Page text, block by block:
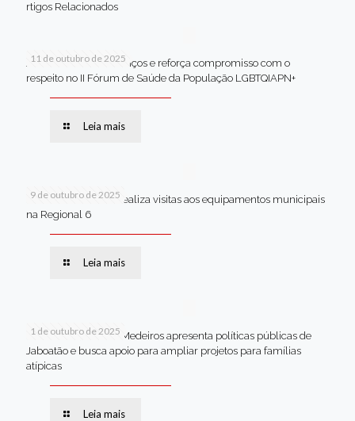
rtigos Relacionados
11 de outubro de 2025
Jaboatão celebra avanços e reforça compromisso com o
respeito no II Fórum de Saúde da População LGBTQIAPN+
Leia mais
9 de outubro de 2025
Van dos secretários realiza visitas aos equipamentos municipais
na Regional 6
Leia mais
1 de outubro de 2025
Em Brasília, Andréa Medeiros apresenta políticas públicas de
Jaboatão e busca apoio para ampliar projetos para famílias
atípicas
Leia mais